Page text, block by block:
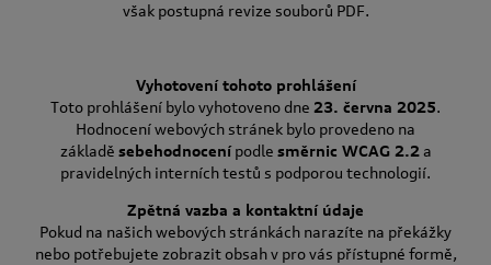
však postupná revize souborů PDF.
Vyhotovení tohoto prohlášení
Toto prohlášení bylo vyhotoveno dne 23. června 2025.
Hodnocení webových stránek bylo provedeno na
základě sebehodnocenípodle směrnic WCAG 2.2a
pravidelných interních testů s podporou technologií.
Zpětná vazba a kontaktní údaje
Pokud na našich webových stránkách narazíte na překážky
nebo potřebujete zobrazit obsah v pro vás přístupné formě,